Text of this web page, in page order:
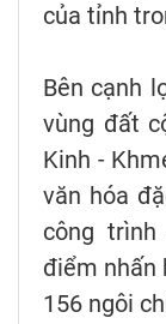
của tỉnh
Bên cạnh
vùng đất
Kinh -
văn hóa
công
điểm nhấn
156 ngôi